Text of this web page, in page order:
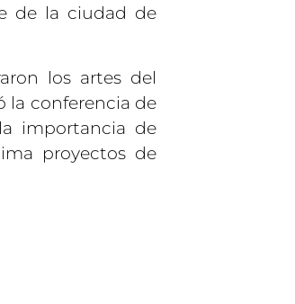
de la ciudad de
los artes del
la conferencia de
importancia de
proyectos de